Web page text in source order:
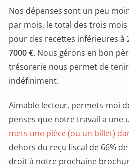
Nos dépenses sont un peu
par mois, le total des trois mois
pour des recettes inférieures à
7000 €. Nous gérons en bon
trésorerie nous permet de
indéfiniment.
Aimable lecteur, permets-moi
penses que notre travail a une
mets une pièce (ou un billet)
dehors du reçu fiscal de 66%
droit à notre prochaine